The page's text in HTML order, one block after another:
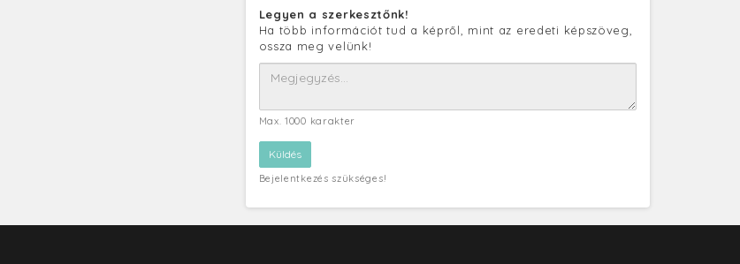
Legyen a szerkesztőnk!
Ha több információt tud a képről, mint az eredeti képszöveg,
ossza meg velünk!
Max. 1000 karakter
Bejelentkezés szükséges!